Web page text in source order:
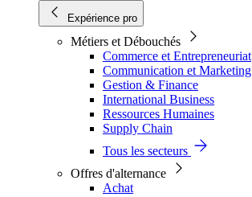
Expérience pro
Métiers et Débouchés
Commerce et Entrepreneuriat
Communication et Marketing
Gestion & Finance
International Business
Ressources Humaines
Supply Chain
Tous les secteurs
Offres d'alternance
Achat